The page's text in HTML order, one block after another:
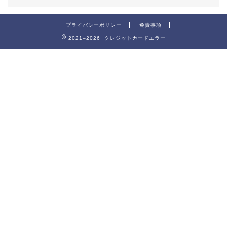
プライバシーポリシー 免責事項
2021–2026 クレジットカードエラー